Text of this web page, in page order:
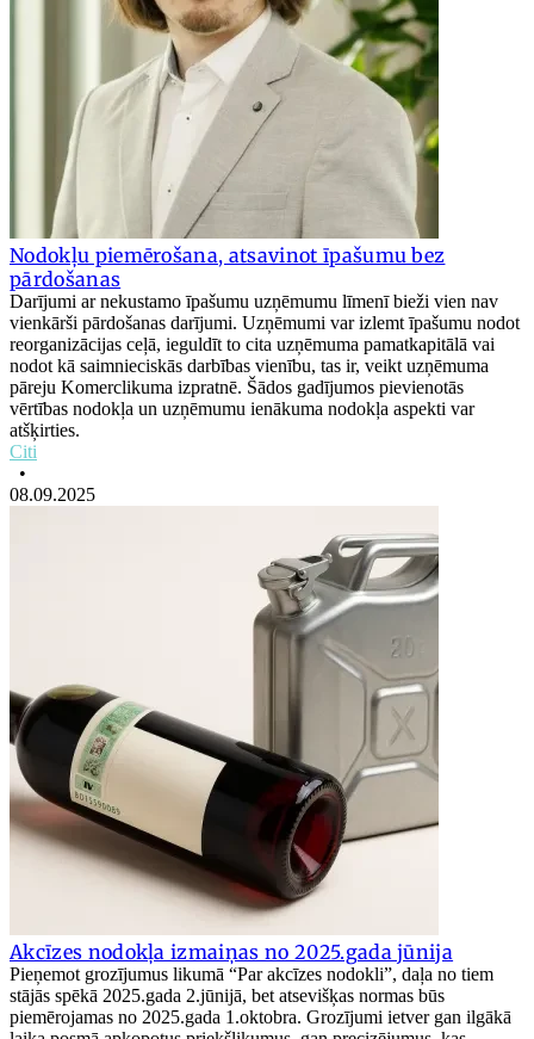
Nodokļu piemērošana, atsavinot īpašumu bez
pārdošanas
Darījumi ar nekustamo īpašumu uzņēmumu līmenī bieži vien nav
vienkārši pārdošanas darījumi. Uzņēmumi var izlemt īpašumu nodot
reorganizācijas ceļā, ieguldīt to cita uzņēmuma pamatkapitālā vai
nodot kā saimnieciskās darbības vienību, tas ir, veikt uzņēmuma
pāreju Komerclikuma izpratnē. Šādos gadījumos pievienotās
vērtības nodokļa un uzņēmumu ienākuma nodokļa aspekti var
atšķirties.
Citi
•
08.09.2025
Akcīzes nodokļa izmaiņas no 2025.gada jūnija
Pieņemot grozījumus likumā “Par akcīzes nodokli”, daļa no tiem
stājās spēkā 2025.gada 2.jūnijā, bet atsevišķas normas būs
piemērojamas no 2025.gada 1.oktobra. Grozījumi ietver gan ilgākā